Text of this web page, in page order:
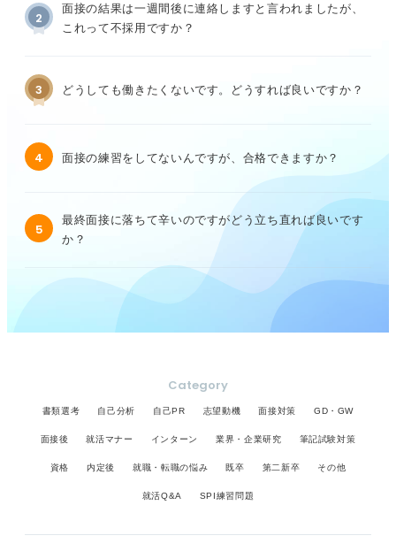
2
面接の結果は一週間後に連絡しますと言われましたが、
これって不採用ですか？
3 どうしても働きたくないです。どうすれば良いですか？
4 面接の練習をしてないんですが、合格できますか？
5
最終面接に落ちて辛いのですがどう立ち直れば良いです
か？
Category
書類選考 自己分析 自己PR 志望動機 面接対策 GD・GW
面接後 就活マナー インターン 業界・企業研究 筆記試験対策
資格 内定後 就職・転職の悩み 既卒 第二新卒 その他
就活Q&A SPI練習問題